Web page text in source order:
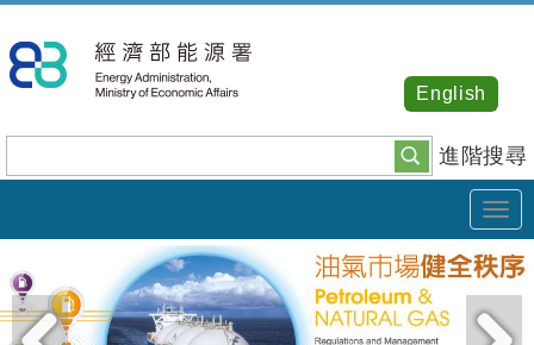
到
主
內
容
進階搜尋
English